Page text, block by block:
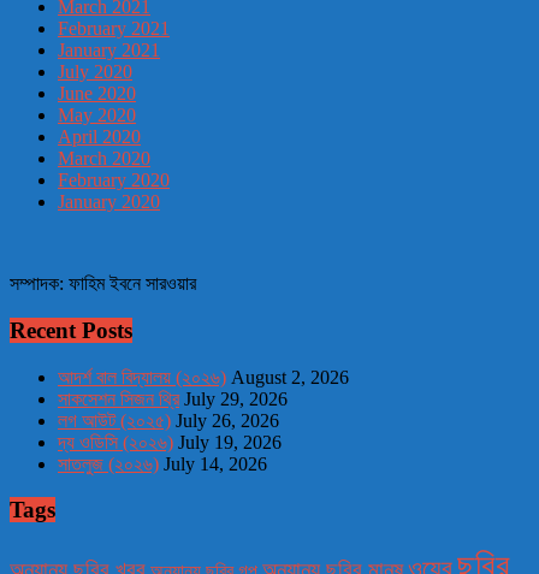
March 2021
February 2021
January 2021
July 2020
June 2020
May 2020
April 2020
March 2020
February 2020
January 2020
সম্পাদক: ফাহিম ইবনে সারওয়ার
Recent Posts
আদর্শ বাল বিদ্যালয় (২০২৬) August 2, 2026
সাকসেশন সিজন থ্রি July 29, 2026
লগ আউট (২০২৫) July 26, 2026
দ্য ওডিসি (২০২৬) July 19, 2026
সাতলুজ (২০২৬) July 14, 2026
Tags
ছবির